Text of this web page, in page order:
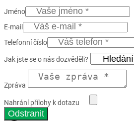
Jméno
E-mail
Telefonní číslo
Jak jste se o nás dozvěděli?
Zpráva
Nahrání přílohy k dotazu
Odstranit